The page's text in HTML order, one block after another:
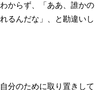
からず、「ああ、誰かの
るんだな」、と勘違いし
分のために取り置きして